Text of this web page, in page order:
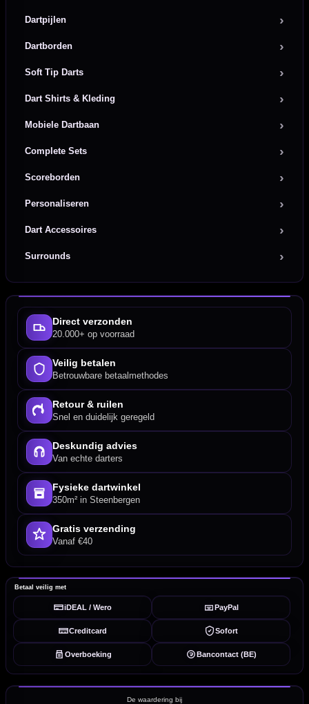
Dartpijlen
Dartborden
Soft Tip Darts
Dart Shirts & Kleding
Mobiele Dartbaan
Complete Sets
Scoreborden
Personaliseren
Dart Accessoires
Surrounds
Direct verzonden
20.000+ op voorraad
Veilig betalen
Betrouwbare betaalmethodes
Retour & ruilen
Snel en duidelijk geregeld
Deskundig advies
Van echte darters
Fysieke dartwinkel
350m² in Steenbergen
Gratis verzending
Vanaf €40
Betaal veilig met
iDEAL / Wero PayPal
Creditcard Sofort
Overboeking Bancontact (BE)
De waardering bij